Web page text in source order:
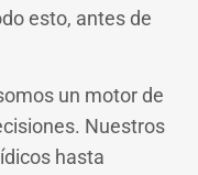
esto, antes de
un motor de
Nuestros
hasta